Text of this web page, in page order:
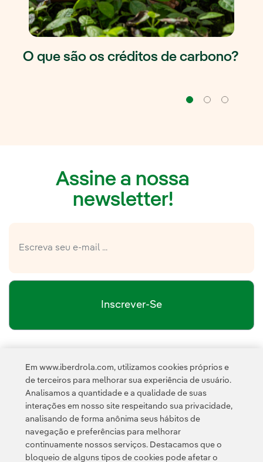
O que são os créditos de carbono?
Navegação
Assine a nossa
newsletter!
Inscrever-Se
Esta página é protegida pelo reCAPTCHA e pela Política de
Privacidade
Termos de Serviço do Google
Em www.iberdrola.com, utilizamos cookies próprios e
de terceiros para melhorar sua experiência de usuário.
Analisamos a quantidade e a qualidade de suas
interações em nosso site respeitando sua privacidade,
analisando de forma anônima seus hábitos de
navegação e preferências para melhorar
continuamente nossos serviços. Destacamos que o
bloqueio de alguns tipos de cookies pode afetar o